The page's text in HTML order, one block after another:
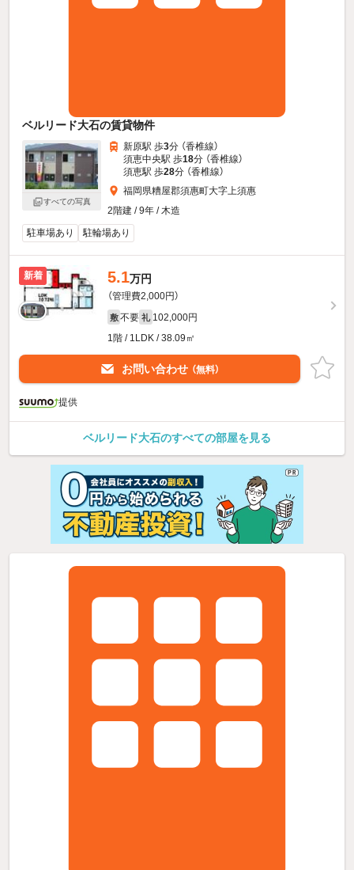
ベルリード大石の賃貸物件
すべての写真
新原駅 歩3分 （香椎線）
須恵中央駅 歩18分 （香椎線）
須恵駅 歩28分 （香椎線）
福岡県糟屋郡須惠町大字上須惠
2階建 / 9年 / 木造
駐車場あり
駐輪場あり
新着 5.1万円
（管理費2,000円）
敷 不要 礼 102,000円
1階 / 1LDK / 38.09㎡
お問い合わせ （無料）
提供
ベルリード大石のすべての部屋を見る